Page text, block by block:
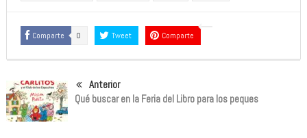
Comparte 0 Tweet Comparte
Anterior
Qué buscar en la Feria del Libro para los peques